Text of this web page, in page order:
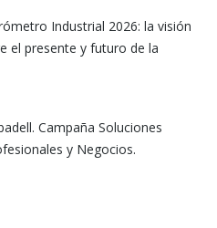
Industrial 2026: la visión
el presente y futuro de la
Campaña Soluciones
y Negocios.